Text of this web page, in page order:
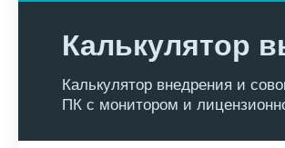
Калькулятор
Калькулятор внедрения и
ПК с монитором и